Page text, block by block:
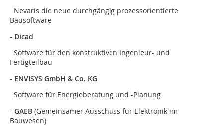
Nevaris die neue durchgängig prozessorientierte
Bausoftware
- Dicad
Software für den konstruktiven Ingenieur- und
Fertigteilbau
- ENVISYS GmbH & Co. KG
Software für Energieberatung und -Planung
- GAEB (Gemeinsamer Ausschuss für Elektronik im
Bauwesen)